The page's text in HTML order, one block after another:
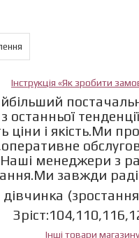
Інструкція «Як зробити
останньої
ціни і якість.Ми
менеджери з
завжди
Інші товари магазину